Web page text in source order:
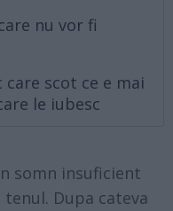
nu vor fi
scot ce e mai
le iubesc
somn insuficient
Dupa cateva